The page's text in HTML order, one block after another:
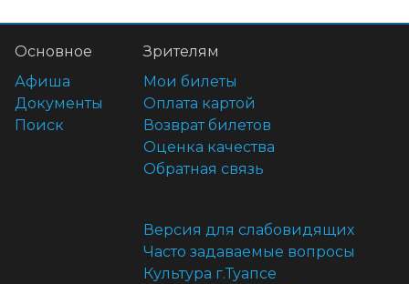
Основное
Афиша
Документы
Поиск
Зрителям
Мои билеты
Оплата картой
Возврат билетов
Оценка качества
Обратная связь
Версия для слабовидящих
Часто задаваемые вопросы
Культура г.Туапсе